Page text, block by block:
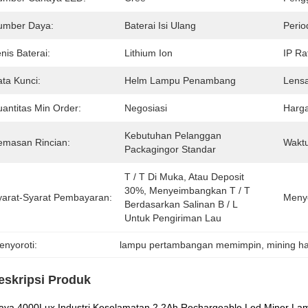
Daya: Baterai Isi Ulang
Baterai: Lithium Ion IP
Kunci: Helm Lampu Penambang
Min Order: Negosiasi
Rincian:
Kebutuhan Pelanggan
Packagingor Standar
Syarat Pembayaran:
T / T Di Muka, Atau Deposit
30%, Menyeimbangkan T / T
Berdasarkan Salinan B / L
Untuk Pengiriman Lau
lampu pertambangan memimpin mining
Produk